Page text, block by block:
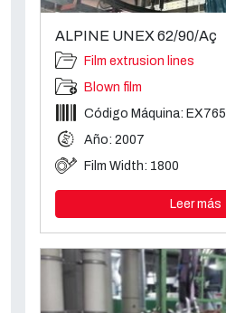
ALPINE UNEX 62/90/Aç
Film extrusion lines
Blown film
Código Máquina: EX765
Año: 2007
Film Width: 1800
Leer más